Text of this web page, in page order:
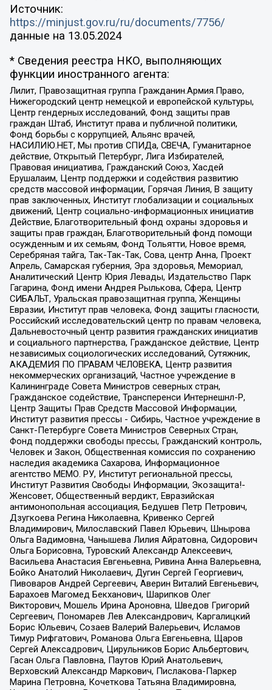
Источник:
https://minjust.gov.ru/ru/documents/7756/
данные на 13.05.2024
* Сведения реестра НКО, выполняющих
функции иностранного агента:
Лилит, Правозащитная группа Гражданин.Армия.Право,
Нижегородский центр немецкой и европейской культуры,
Центр гендерных исследований, Фонд защиты прав
граждан Штаб, Институт права и публичной политики,
Фонд борьбы с коррупцией, Альянс врачей,
НАСИЛИЮ.НЕТ, Мы против СПИДа, СВЕЧА, Гуманитарное
действие, Открытый Петербург, Лига Избирателей,
Правовая инициатива, Гражданский Союз, Хасдей
Ерушалаим, Центр поддержки и содействия развитию
средств массовой информации, Горячая Линия, В защиту
прав заключенных, Институт глобализации и социальных
движений, Центр социально-информационных инициатив
Действие, Благотворительный фонд охраны здоровья и
защиты прав граждан, Благотворительный фонд помощи
осужденным и их семьям, Фонд Тольятти, Новое время,
Серебряная тайга, Так-Так-Так, Сова, центр Анна, Проект
Апрель, Самарская губерния, Эра здоровья, Мемориал,
Аналитический Центр Юрия Левады, Издательство Парк
Гагарина, Фонд имени Андрея Рылькова, Сфера, Центр
СИБАЛЬТ, Уральская правозащитная группа, Женщины
Евразии, Институт прав человека, Фонд защиты гласности,
Российский исследовательский центр по правам человека,
Дальневосточный центр развития гражданских инициатив
и социального партнерства, Гражданское действие, Центр
независимых социологических исследований, Сутяжник,
АКАДЕМИЯ ПО ПРАВАМ ЧЕЛОВЕКА, Центр развития
некоммерческих организаций, Частное учреждение в
Калининграде Совета Министров северных стран,
Гражданское содействие, Трансперенси Интернешнл-Р,
Центр Защиты Прав Средств Массовой Информации,
Институт развития прессы - Сибирь, Частное учреждение в
Санкт-Петербурге Совета Министров Северных Стран,
Фонд поддержки свободы прессы, Гражданский контроль,
Человек и Закон, Общественная комиссия по сохранению
наследия академика Сахарова, Информационное
агентство МЕМО. РУ, Институт региональной прессы,
Институт Развития Свободы Информации, Экозащита!-
Женсовет, Общественный вердикт, Евразийская
антимонопольная ассоциация, Бедушев Петр Петрович,
Дзугкоева Регина Николаевна, Кривенко Сергей
Владимирович, Милославский Павел Юрьевич, Шнырова
Ольга Вадимовна, Чанышева Лилия Айратовна, Сидорович
Ольга Борисовна, Туровский Александр Алексеевич,
Васильева Анастасия Евгеньевна, Ривина Анна Валерьевна,
Бойко Анатолий Николаевич, Дугин Сергей Георгиевич,
Пивоваров Андрей Сергеевич, Аверин Виталий Евгеньевич,
Барахоев Магомед Бекханович, Шарипков Олег
Викторович, Мошель Ирина Ароновна, Шведов Григорий
Сергеевич, Пономарев Лев Александрович, Каргалицкий
Борис Юльевич, Созаев Валерий Валерьевич, Исламов
Тимур Рифгатович, Романова Ольга Евгеньевна, Щаров
Сергей Алексадрович, Цирульников Борис Альбертович,
Гасан Ольга Павловна, Паутов Юрий Анатольевич,
Верховский Александр Маркович, Пислакова-Паркер
Марина Петровна, Кочеткова Татьяна Владимировна,